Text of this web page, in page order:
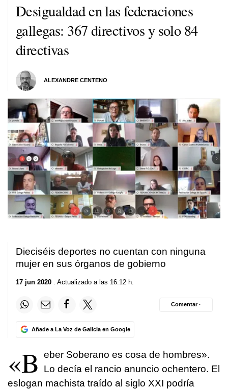
Desigualdad en las federaciones
gallegas: 367 directivos y solo 84
directivas
ALEXANDRE CENTENO
Dieciséis deportes no cuentan con ninguna
mujer en sus órganos de gobierno
17 jun 2020 . Actualizado a las 16:12 h.
Añade a La Voz de Galicia en Google
Comentar ·
«B eber Soberano es cosa de hombres».
Lo decía el rancio anuncio ochentero. El
eslogan machista traído al siglo XXI podría